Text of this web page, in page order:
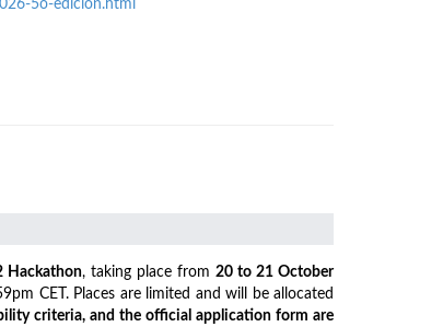
5o-edicion.html
Hackathon, taking place from 20 to 21 October
CET. Places are limited and will be allocated
criteria, and the official application form are